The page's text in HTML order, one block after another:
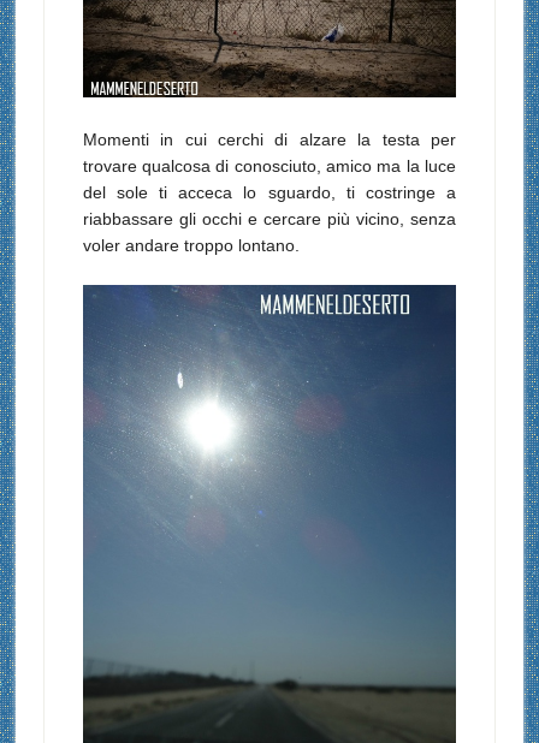
Momenti in cui cerchi di alzare la testa per
trovare qualcosa di conosciuto, amico ma la luce
del sole ti acceca lo sguardo, ti costringe a
riabbassare gli occhi e cercare più vicino, senza
voler andare troppo lontano.